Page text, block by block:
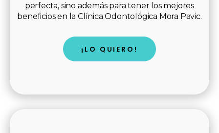
perfecta, sino además para tener los mejores
beneficios en la Clínica Odontológica Mora Pavic.
¡LO QUIERO!